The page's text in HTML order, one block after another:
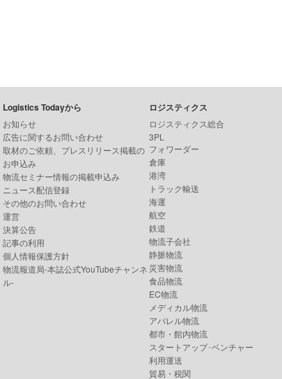
Logistics Todayから
お知らせ
広告に関するお問い合わせ
取材のご依頼、プレスリリース掲載の
お申込み
物流セミナー情報の掲載申込み
ニュース配信登録
その他のお問い合わせ
運営
決算公告
記事の利用
個人情報保護方針
物流報道局-本誌公式YouTubeチャンネ
ル-
ロジスティクス
ロジスティクス総合
3PL
フォワーダー
倉庫
港湾
トラック輸送
海運
航空
鉄道
物流子会社
静脈物流
災害物流
食品物流
EC物流
メディカル物流
アパレル物流
都市・館内物流
スタートアップ･ベンチャー
利用運送
貿易・税関